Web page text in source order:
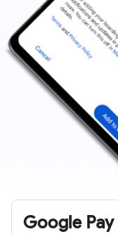
Google